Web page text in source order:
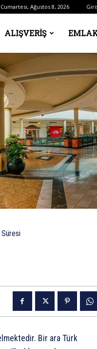
Cumartesi, Ağustos 8, 2026
ALIŞVERIŞ
Süresi
Bir ara Türk